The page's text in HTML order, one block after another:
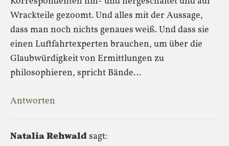
Wrackteile gezoomt. Und alles mit der Aussage,
dass man noch nichts genaues weiß. Und dass sie
einen Luftfahrtexperten brauchen, um über die
Glaubwürdigkeit von Ermittlungen zu
philosophieren, spricht Bände…
Antworten
Natalia Rehwaldsagt: